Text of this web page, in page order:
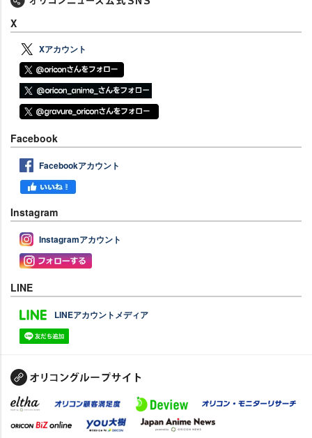
X
Xアカウント
Facebook
Facebookアカウント
Instagram
Instagramアカウント
LINE
LINEアカウントメディア